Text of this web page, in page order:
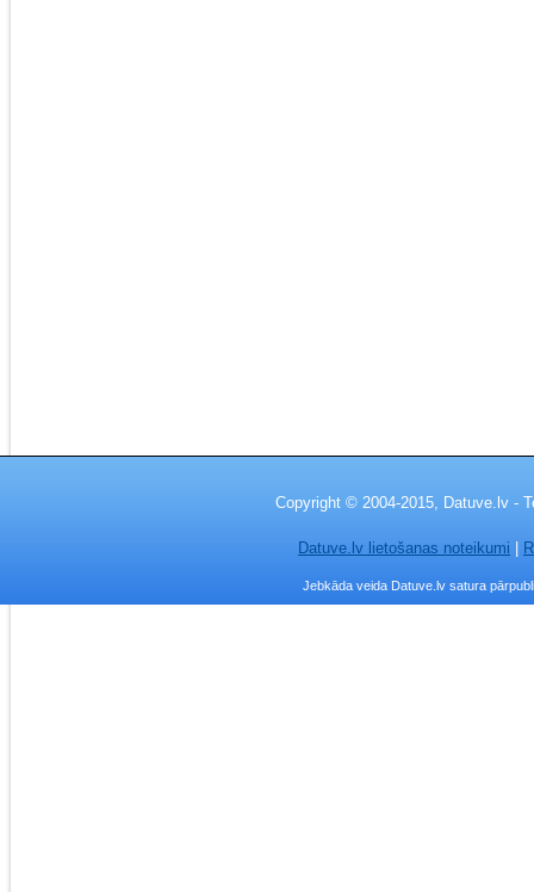
Copyright © 2004-2015, Datuve.lv -
Datuve.lv lietošanas noteikumi
Jebkāda veida Datuve.lv satura